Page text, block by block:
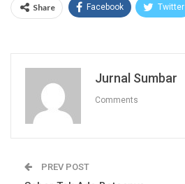
Share Facebook Twitter
Jurnal Sumbar
Comments
PREV POST